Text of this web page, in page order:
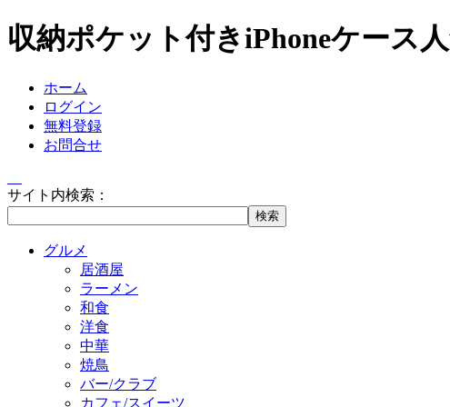
収納ポケット付きiPhoneケース
ホーム
ログイン
無料登録
お問合せ
サイト内検索：
グルメ
居酒屋
ラーメン
和食
洋食
中華
焼鳥
バー/クラブ
カフェ/スイーツ